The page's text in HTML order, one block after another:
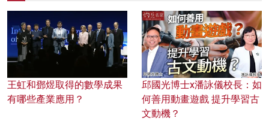
王虹和鄧煜取得的數學成果
有哪些產業應用？
邱國光博士x潘詠儀校長：如
何善用動畫遊戲 提升學習古
文動機？